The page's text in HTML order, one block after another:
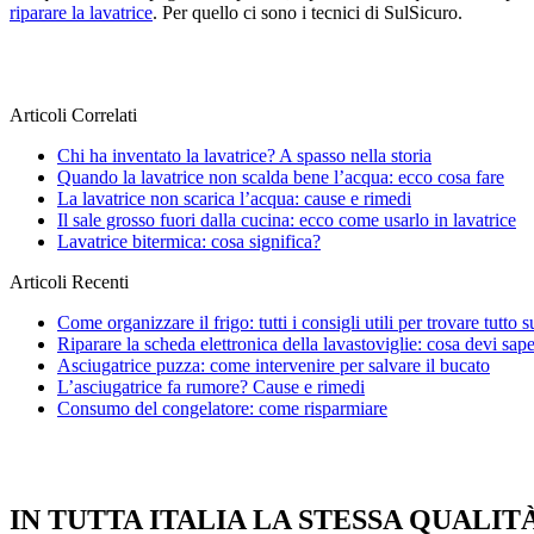
riparare la lavatrice. Per quello ci sono i tecnici di SulSicuro.
Articoli Correlati
Chi ha inventato la lavatrice? A spasso nella storia
Quando la lavatrice non scalda bene l’acqua: ecco cosa fare
La lavatrice non scarica l’acqua: cause e rimedi
Il sale grosso fuori dalla cucina: ecco come usarlo in lavatrice
Lavatrice bitermica: cosa significa?
Articoli Recenti
Come organizzare il frigo: tutti i consigli utili per trovare tutto
Riparare la scheda elettronica della lavastoviglie: cosa devi
Asciugatrice puzza: come intervenire per salvare il bucato
L’asciugatrice fa rumore? Cause e rimedi
Consumo del congelatore: come risparmiare
IN TUTTA ITALIA LA STESSA